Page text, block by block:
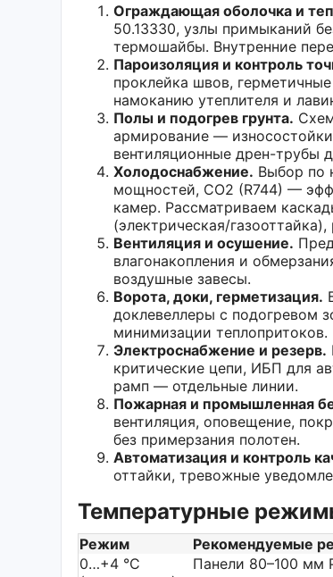
Ограждающая оболочка и
50.13330, узлы примыканий
термошайбы. Внутренние
Пароизоляция и контроль
проклейка швов,
намоканию утеплителя и
Полы и подогрев грунта.
армирование —
вентиляционные дрен-трубы
Холодоснабжение. Выбор по
мощностей, CO2 (R744) —
камер. Рассматриваем
(электрическая/
Вентиляция и осушение.
влагонакопления и
воздушные завесы.
Ворота, доки, герметизация.
доклевеллеры с подогревом
минимизации теплопритоков.
Электроснабжение и резерв.
критические цепи, ИБП для
рамп — отдельные линии.
Пожарная и промышленная
вентиляция, оповещение,
без примерзания полотен.
Автоматизация и контроль
оттайки, тревожные
Температурные
Режим Рекомендуемые
0…+4 °C
Панели 80–100 мм